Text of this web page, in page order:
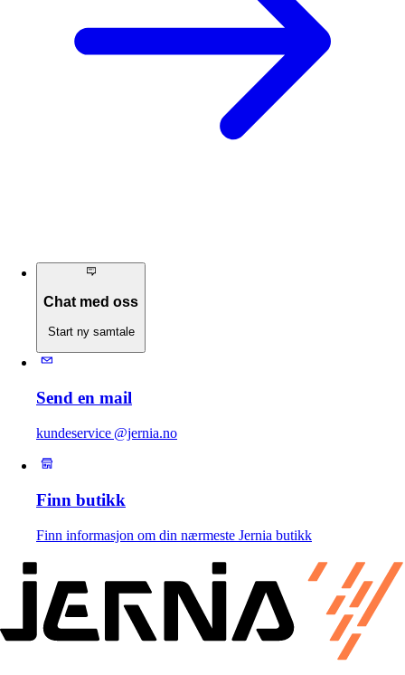
Chat med oss
Start ny samtale
Send en mail
kundeservice @jernia.no
Finn butikk
Finn informasjon om din nærmeste Jernia butikk